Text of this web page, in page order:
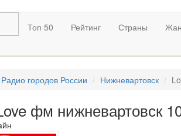
Топ 50 Рейтинг Страны
Радио городов России Нижневартовск
фм нижневартовск